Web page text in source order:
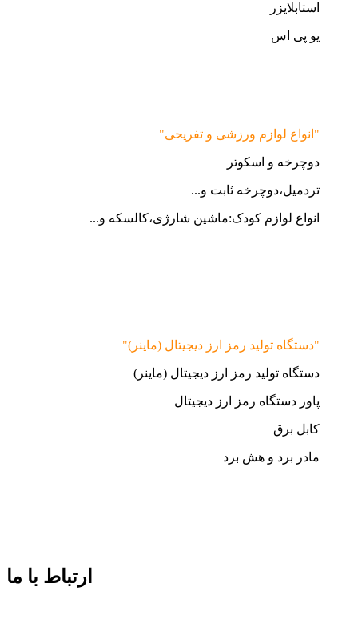
استابلایزر
یو پی اس
"انواع لوازم ورزشی و تفریحی"
دوچرخه و اسکوتر
تردمیل،دوچرخه ثابت و...
انواع لوازم کودک:ماشین شارژی،کالسکه و...
"دستگاه تولید رمز ارز دیجیتال (ماینر)"
دستگاه تولید رمز ارز دیجیتال (ماینر)
پاور دستگاه رمز ارز دیجیتال
کابل برق
مادر برد و هش برد
ارتباط با ما